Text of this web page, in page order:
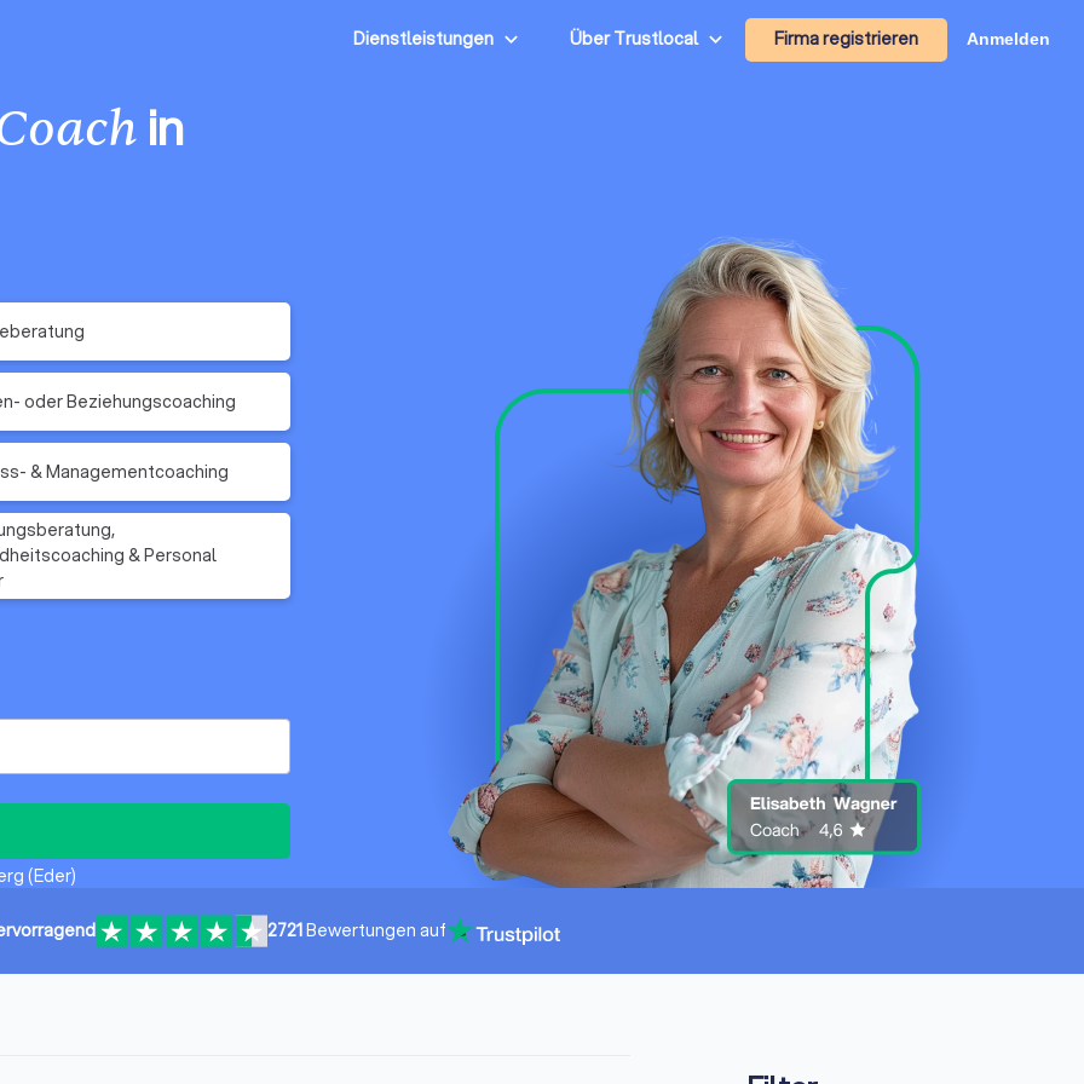
Dienstleistungen Über Trustlocal Firma registrieren Anmelden
in
oder Beziehungscoaching
& Managementcoaching
& Personal
(Eder)
2721Bewertungen auf